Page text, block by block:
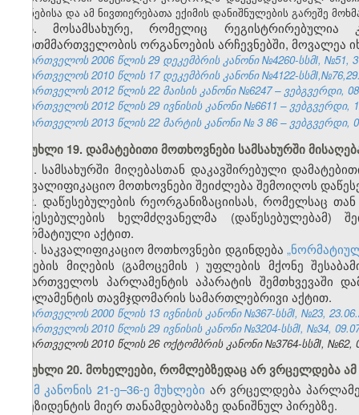
ნიშნებისა და ამ ნივთიერებათა ექიმის დანიშნულების გარეშე
5. მოსამსახურე, რომელიც
თვითმმართველობის ორგანოების არჩევნებში,
საქართველოს 2006 წლის 29 დეკემბრის კანონი №4260-სსმI, №51,
საქართველოს 2010 წლის 17 დეკემბრის კანონი №4122-
საქართველოს 2012 წლის 22 მაისის კანონი №6247 – ვებგვერდი,
საქართველოს 2012 წლის 29 ივნისის კანონი №6611 – ვებგვერდი,
საქართველოს 2013 წლის 22 მარტის კანონი № 3 86 – ვებგვერდი,
მუხლი 19. დამატებითი მოთხოვნები სამსახურში
1. სამსახურში მიღებასთან დაკავშირებული
საკვალიფიკაციო მოთხოვნები შეიძლება შემოიღოს
2. დაწესებულების რეორგანიზაციისას, რომელსაც
დაწესებულების ხელმძღვანელმა (დაწესებულებამ)
ნორმატიული აქტით.
3. საკვალიფიკაციო მოთხოვნები დგინდება „
აქტების მიღების (გამოცემის ) უფლების მქონე
საქართველოს პარლამენტის აპარატის შემთხვევაში
პარლამენტის თავმჯდომარის სამართლებრივი აქტით.
საქართველოს 2000 წლის 13 ივნისის კანონი №367-სსმI, №23,
საქართველოს 2010 წლის 29 ივნისის კანონი №3204-სსმI, №34,
საქართველოს 2010 წლის 26 ოქტომბრის კანონი №3764-სსმI, №62,
მუხლი 20. მოხელეები, რომლებზედაც არ ვრცელდება ამ
ამ კანონის 21-ე–36-ე მუხლები არ ვრცელდება
პრეზიდენტის მიერ თანამდებობაზე დანიშნულ პირებზე.